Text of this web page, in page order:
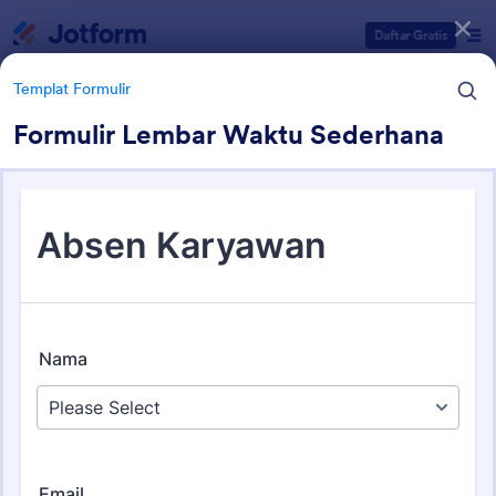
Daftar Gratis
Templat Formulir
Formulir Lembar Waktu Sederhana
Templat Formulir
Kategori Templat Formulir